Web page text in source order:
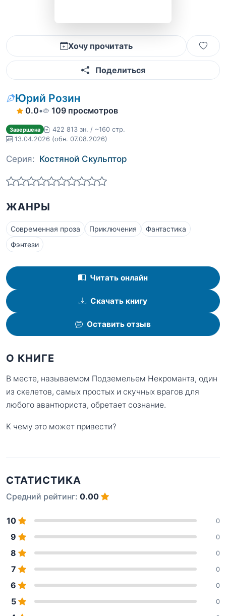
Хочу прочитать
Поделиться
Юрий Розин
0.0• 109 просмотров
Завершена
422 813 зн. / ~160 стр.
13.04.2026 (обн. 07.08.2026)
Серия: Костяной Скульптор
ЖАНРЫ
Современная проза Приключения
Фантастика
Фэнтези
Читать онлайн
Скачать книгу
Оставить отзыв
О КНИГЕ
В месте, называемом Подземельем Некроманта, один
из скелетов, самых простых и скучных врагов для
любого авантюриста, обретает сознание.
К чему это может привести?
СТАТИСТИКА
Средний рейтинг: 0.00
10 0
9 0
8 0
7 0
6 0
5 0